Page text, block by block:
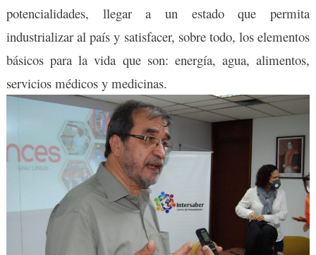
potencialidades, llegar a un estado que permita
industrializar al país y satisfacer, sobre todo, los elementos
básicos para la vida que son: energía, agua, alimentos,
servicios médicos y medicinas.